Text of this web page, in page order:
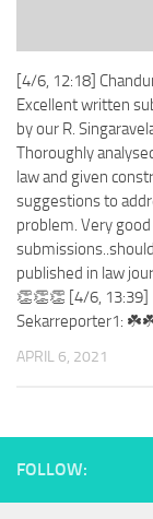
[4/6, 12:18]
Excellent written
by our R.
Thoroughly
law and given
suggestions to
problem. Very good
published in law
👏👏👏 [4/6, 13:39]
Sekarreporter1:
APRIL 6, 2021
FOLLOW: